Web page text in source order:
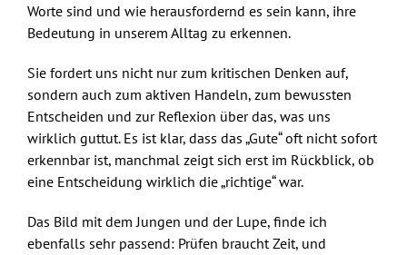
Worte sind und wie herausfordernd es sein kann, ihre
Bedeutung in unserem Alltag zu erkennen.
Sie fordert uns nicht nur zum kritischen Denken auf,
sondern auch zum aktiven Handeln, zum bewussten
Entscheiden und zur Reflexion über das, was uns
wirklich guttut. Es ist klar, dass das „Gute“ oft nicht sofort
erkennbar ist, manchmal zeigt sich erst im Rückblick, ob
eine Entscheidung wirklich die „richtige“ war.
Das Bild mit dem Jungen und der Lupe, finde ich
ebenfalls sehr passend: Prüfen braucht Zeit, und